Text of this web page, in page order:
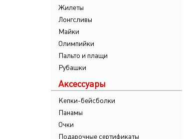
Жилеты
Лонгсливы
Майки
Олимпийки
Пальто и плащи
Рубашки
Аксессуары
Кепки-бейсболки
Панамы
Очки
Подарочные сертификаты